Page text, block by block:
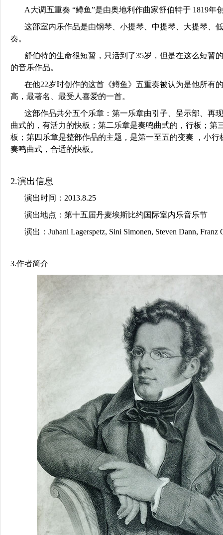
A大调五重奏 “鳟鱼”是由奥地利作曲家舒伯特于 1819年
这部室内乐作品是由钢琴、小提琴、中提琴、大提琴、
奏。
舒伯特的生命很短暂，只活到了35岁，但是在这么短暂
的音乐作品。
在他22岁时创作的这首《鳟鱼》五重奏被认为是他所有
高，最著名、最受人喜爱的一首。
这部作品共分五个乐章：第一乐章由引子、呈示部、再
曲式的，有活力的快板；第二乐章是奏鸣曲式的，行板；第
板；第四乐章是整部作品的主题，是第一至五的变奏 ，小行
奏鸣曲式，合适的快板。
2.演出信息
演出时间：2013.8.25
演出地点：第十五届丹麦埃斯比约国际室内乐音乐节
演出：Juhani Lagerspetz, Sini Simonen, Steven Dann, Franz
3.作者简介